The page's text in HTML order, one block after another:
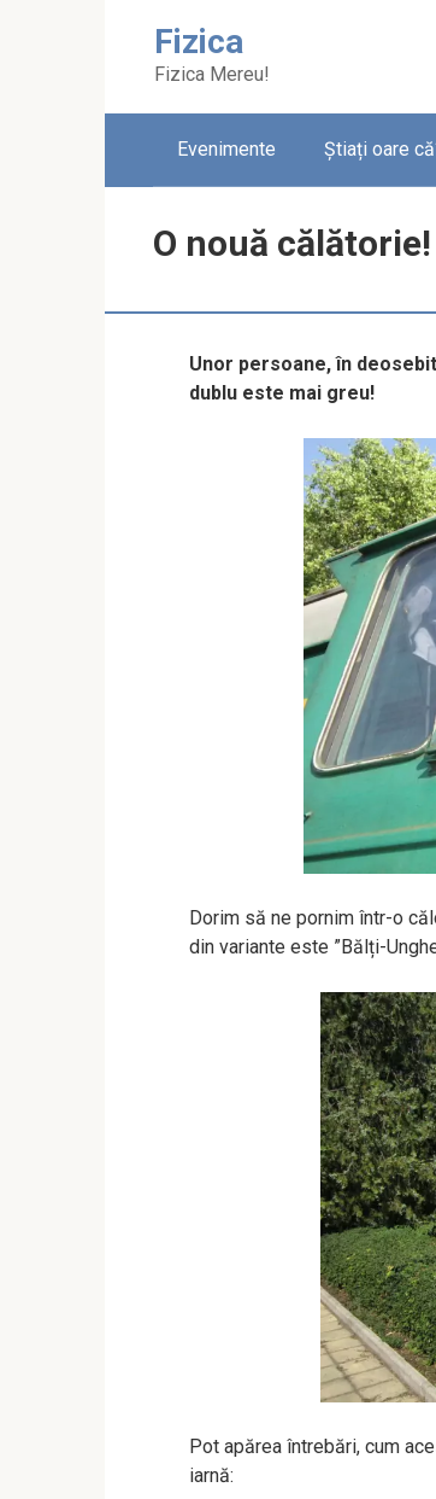
Fizica
Fizica Mereu!
Evenimente Știați oare
O nouă
Unor persoane, în
dublu este mai greu!
Dorim să ne pornim într-o
din variante este ”Bălți-
Pot apărea întrebări, cum
iarnă: